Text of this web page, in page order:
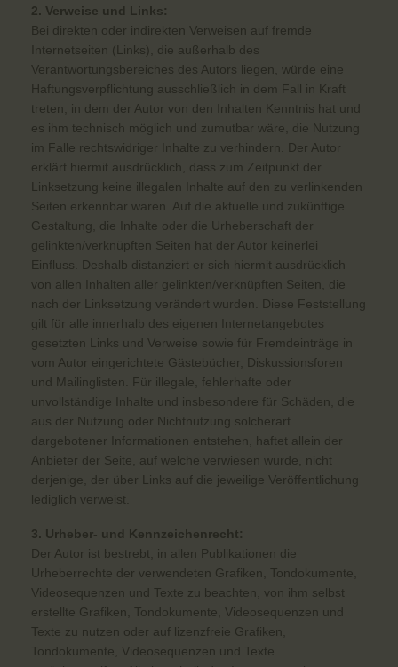
2. Verweise und Links:
Bei direkten oder indirekten Verweisen auf fremde
Internetseiten (Links), die außerhalb des
Verantwortungsbereiches des Autors liegen, würde eine
Haftungsverpflichtung ausschließlich in dem Fall in Kraft
treten, in dem der Autor von den Inhalten Kenntnis hat und
es ihm technisch möglich und zumutbar wäre, die Nutzung
im Falle rechtswidriger Inhalte zu verhindern. Der Autor
erklärt hiermit ausdrücklich, dass zum Zeitpunkt der
Linksetzung keine illegalen Inhalte auf den zu verlinkenden
Seiten erkennbar waren. Auf die aktuelle und zukünftige
Gestaltung, die Inhalte oder die Urheberschaft der
gelinkten/verknüpften Seiten hat der Autor keinerlei
Einfluss. Deshalb distanziert er sich hiermit ausdrücklich
von allen Inhalten aller gelinkten/verknüpften Seiten, die
nach der Linksetzung verändert wurden. Diese Feststellung
gilt für alle innerhalb des eigenen Internetangebotes
gesetzten Links und Verweise sowie für Fremdeinträge in
vom Autor eingerichtete Gästebücher, Diskussionsforen
und Mailinglisten. Für illegale, fehlerhafte oder
unvollständige Inhalte und insbesondere für Schäden, die
aus der Nutzung oder Nichtnutzung solcherart
dargebotener Informationen entstehen, haftet allein der
Anbieter der Seite, auf welche verwiesen wurde, nicht
derjenige, der über Links auf die jeweilige Veröffentlichung
lediglich verweist.
3. Urheber- und Kennzeichenrecht:
Der Autor ist bestrebt, in allen Publikationen die
Urheberrechte der verwendeten Grafiken, Tondokumente,
Videosequenzen und Texte zu beachten, von ihm selbst
erstellte Grafiken, Tondokumente, Videosequenzen und
Texte zu nutzen oder auf lizenzfreie Grafiken,
Tondokumente, Videosequenzen und Texte